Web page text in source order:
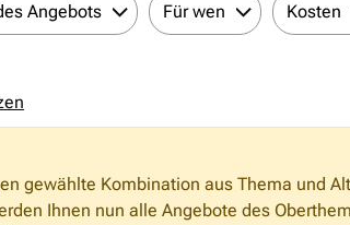
Angebots Für wen Kosten
gewählte Kombination aus Thema und
Ihnen nun alle Angebote des